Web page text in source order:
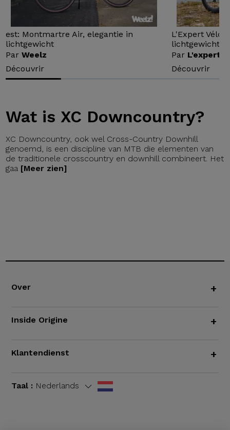
est: Montmartre Air, elegantie in
lichtgewicht
ParWeelz
Découvrir
L'Expert Vélo
lichtgewicht...
Par L'expert
Découvrir
Wat is XC Downcountry?
XC Downcountry, ook wel Cross-Country Downhill
genoemd, is een discipline van MTB die elementen van
de traditionele crosscountry en downhill combineert. Het
gaa [Meer zien]
Over +
Inside Origine +
Klantendienst +
Taal : Nederlands